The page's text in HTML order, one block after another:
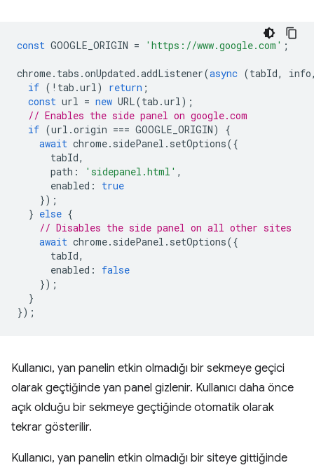
const GOOGLE_ORIGIN = 'https://www.google.com' ;
chrome. tabs .onUpdated .addListener(async (tabId, info
if ( ! tab .url) return ;
const url = new URL(tab .url);
// Enables the side panel on google.com
if (url .origin === GOOGLE_ORIGIN)
{
await chrome. sidePanel . setOptions({
tabId,
path : 'sidepanel.html' ,
enabled :
true
});
} else {
// Disables the side panel on all other sites
await chrome. sidePanel . setOptions({
tabId,
enabled :
false
});
}
});
Kullanıcı, yan panelin etkin olmadığı bir sekmeye geçici
olarak geçtiğinde yan panel gizlenir. Kullanıcı daha önce
açık olduğu bir sekmeye geçtiğinde otomatik olarak
tekrar gösterilir.
Kullanıcı, yan panelin etkin olmadığı bir siteye gittiğinde